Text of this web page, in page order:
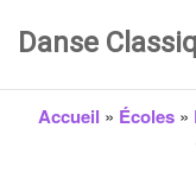
Danse
Accueil » Écoles »